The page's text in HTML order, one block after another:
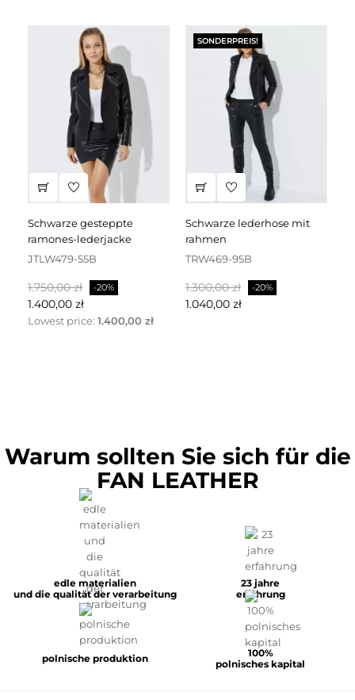
schwarze gesteppte
ramones-lederjacke
JTLW479-55B
Regulärer
Preis
1.750,00 zł -20%
1.400,00 zł
Lowest price: 1.400,00 zł
SONDERPREIS!
schwarze lederhose mit
rahmen
TRW469-95B
Regulärer
Preis
1.300,00 zł -20%
1.040,00 zł
Warum sollten Sie sich für die
FAN LEATHER
edle materialien
und die qualität der verarbeitung
23 jahre
erfahrung
polnische produktion
100%
polnisches kapital